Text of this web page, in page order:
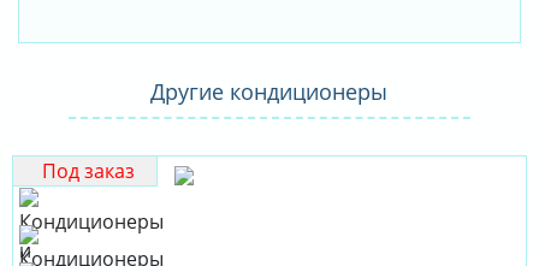
Другие кондиционеры
Под заказ